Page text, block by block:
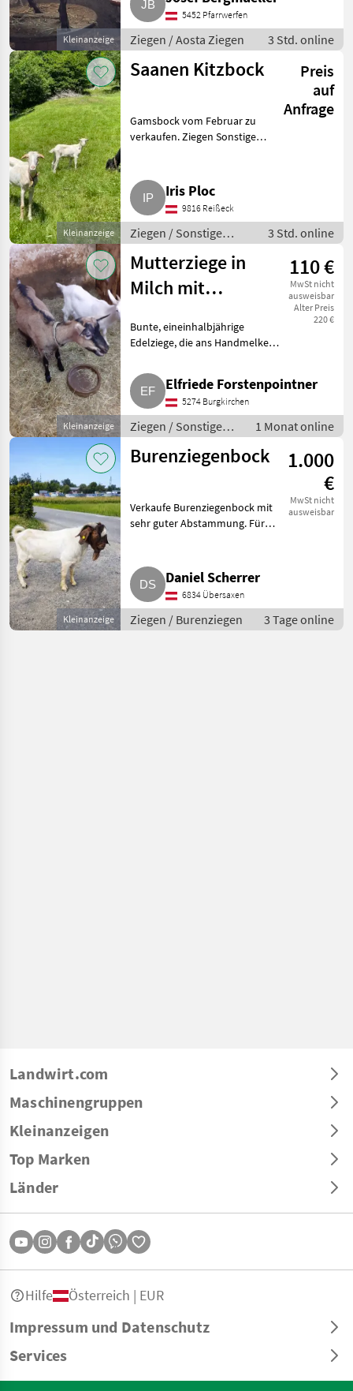
Kleinanzeige
5452 Pfarrwerfen
Ziegen / Aosta Ziegen 3 Std. online
Kleinanzeige
Saanen Kitzbock
Preis
auf
Anfrage
Gamsbock vom Februar zu
verkaufen. Ziegen Sonstige
Iris Ploc
9816 Reißeck
Ziegen / Sonstige
Ziegenrassen
3 Std. online
Kleinanzeige
Mutterziege in
Milch mit
auch einzeln
110 €
MwSt nicht
ausweisbar
Alter Preis
220 €
Bunte, eineinhalbjährige
Edelziege, die ans Handmelken
Kitz (11. April 26) an einen
fürsorglichen Platz abzugeben.
Auch einzeln zu verkau
Elfriede Forstenpointner
5274 Burgkirchen
Ziegen / Sonstige
Ziegenrassen
1 Monat online
Kleinanzeige
Burenziegenbock
1.000
€
MwSt nicht
ausweisbar
Verkaufe Burenziegenbock mit
sehr guter Abstammung. Für
oder E-Mail melden. Ziegen
BurenziegenDaniel Scherrer
6834 Übersaxen
Ziegen / Burenziegen 3 Tage online
Landwirt.com
Maschinengruppen
Kleinanzeigen
Top Marken
Länder
Impressum und Datenschutz
Services
Hilfe Österreich | EUR